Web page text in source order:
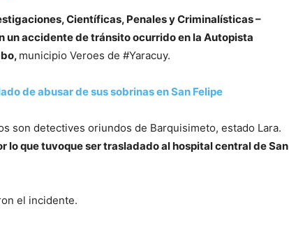
Científicas, Penales y Criminalísticas –
un accidente de tránsito ocurrido en la Autopista
municipio Veroes de #Yaracuy.
de abusar de sus sobrinas en San Felipe
son detectives oriundos de Barquisimeto, estado Lara.
lo que tuvoque ser trasladado al hospital central de San
el incidente.